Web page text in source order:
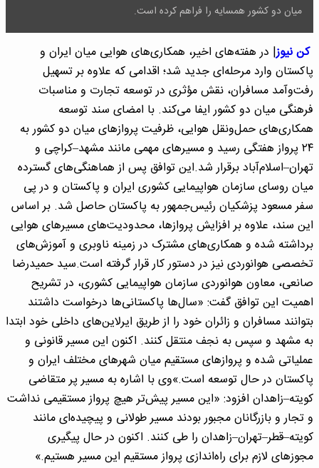
میان دو کشور همسایه را فراهم کرده است.
کن نیوز| در هفته‌های اخیر، همکاری‌های هوایی میان ایران و
پاکستان وارد مرحله‌ای جدید شد؛ اقدامی که علاوه بر تسهیل
رفت‌وآمد مسافران، نقش مؤثری در توسعه تجارت و مناسبات
فرهنگی میان دو کشور ایفا می‌کند. با امضای سند توسعه
همکاری‌های حمل‌ونقل هوایی، ظرفیت پروازهای میان دو کشور به
۲۴ پرواز هفتگی رسید و مسیرهای مهمی مانند مشهد–کراچی و
تهران–اسلام‌آباد برقرار شد.این توافق پس از هماهنگی‌های گسترده
میان روسای سازمان هواپیمایی کشوری ایران و پاکستان و در پی
سفر مسعود پزشکیان رئیس‌جمهور به پاکستان حاصل شد. بر اساس
این سند، علاوه بر افزایش پروازها، محدودیت‌های مسیرهای هوایی
برداشته شده و همکاری‌های مشترک در زمینه ناوبری و آموزش‌های
تخصصی هوانوردی نیز در دستور کار قرار گرفته است.سید حمیدرضا
صانعی، معاون هوانوردی سازمان هواپیمایی کشوری، در تشریح
اهمیت این توافق گفت: «سال‌ها پاکستانی‌ها درخواست داشتند
بتوانند مسافران و زائران خود را از طریق ایرلاین‌های داخلی خود ابتدا
به مشهد و سپس به نجف منتقل کنند. اکنون این مسیر قانونی و
عملیاتی شده و پروازهای مستقیم میان شهرهای مختلف ایران و
پاکستان در حال توسعه است.»وی با اشاره به مسیر پر متقاضی
کویته–زاهدان افزود: «این مسیر پیش‌تر هیچ پرواز مستقیمی نداشت
و تجار و بازرگانان مجبور بودند مسیر طولانی و پیچیده‌ای مانند
کویته–قطر–تهران–زاهدان را طی کنند. اکنون در حال پیگیری
مجوزهای لازم برای راه‌اندازی پرواز مستقیم این مسیر هستیم.»